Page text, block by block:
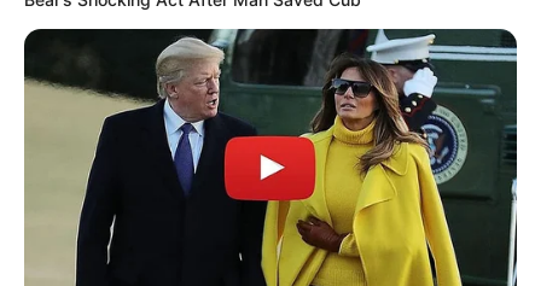
мільйонів гривень
освоєння 30 млн на
капремонти міста